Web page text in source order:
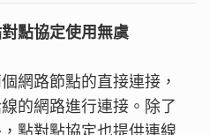
點協定使用無虞
網路節點的直接連接，
的網路進行連接。除了
點對點協定也提供連線